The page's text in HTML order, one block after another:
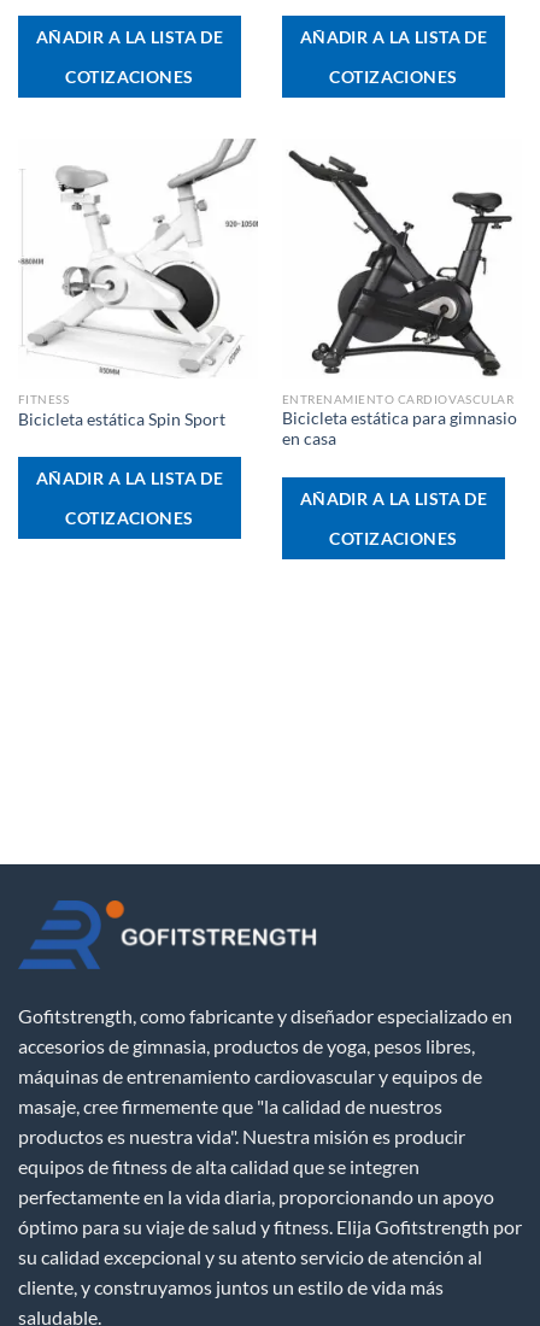
AÑADIR A LA LISTA DE
COTIZACIONES
AÑADIR A LA LISTA DE
COTIZACIONES
FITNESS
Bicicleta estática Spin Sport
AÑADIR A LA LISTA DE
COTIZACIONES
ENTRENAMIENTO CARDIOVASCULAR
Bicicleta estática para gimnasio
en casa
AÑADIR A LA LISTA DE
COTIZACIONES
Gofitstrength, como fabricante y diseñador especializado en
accesorios de gimnasia, productos de yoga, pesos libres,
máquinas de entrenamiento cardiovascular y equipos de
masaje, cree firmemente que "la calidad de nuestros
productos es nuestra vida". Nuestra misión es producir
equipos de fitness de alta calidad que se integren
perfectamente en la vida diaria, proporcionando un apoyo
óptimo para su viaje de salud y fitness. Elija Gofitstrength por
su calidad excepcional y su atento servicio de atención al
cliente, y construyamos juntos un estilo de vida más
saludable.